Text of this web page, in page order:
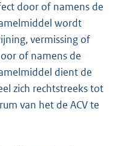
door of namens de
wordt
vermissing of
of namens de
dient de
zich rechtstreeks tot
van het de ACV te